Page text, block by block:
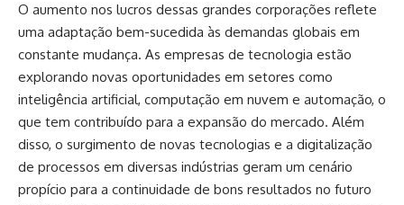
O aumento nos lucros dessas grandes corporações reflete
uma adaptação bem-sucedida às demandas globais em
constante mudança. As empresas de tecnologia estão
explorando novas oportunidades em setores como
inteligência artificial, computação em nuvem e automação, o
que tem contribuído para a expansão do mercado. Além
disso, o surgimento de novas tecnologias e a digitalização
de processos em diversas indústrias geram um cenário
propício para a continuidade de bons resultados no futuro